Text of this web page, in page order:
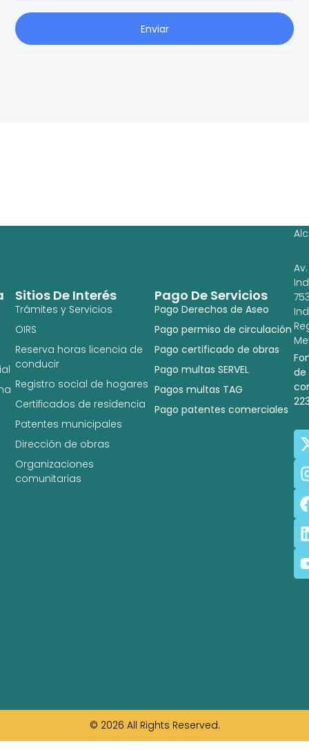
Enviar
Pago De Servicios
Pago Derechos de Aseo
Pago permiso de circulación
Pago certificado de obras
Pago multas SERVEL
Pagos multas TAG
Pago patentes comerciales
Sitios De Interés
Trámites y Servicios
OIRS
Reserva horas licencia de
conducir
Registro social de hogares
Certificados de residencia
Patentes municipales
Dirección de obras
Organizaciones
comunitarias
Av.
de
© 2026 All Rights Reserved.